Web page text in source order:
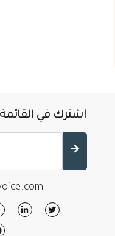
اشترك في القائمة